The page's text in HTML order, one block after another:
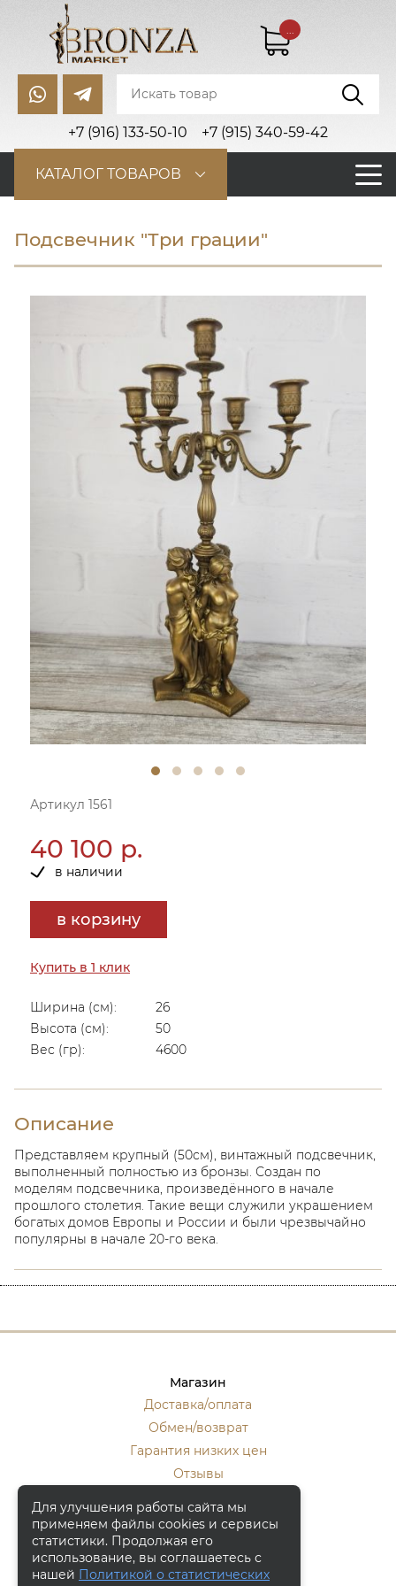
+7 (916) 133-50-10 +7 (915) 340-59-42
...
КАТАЛОГ ТОВАРОВ
Подсвечник "Три грации"
Артикул 1561
40 100 р.
в наличии
в корзину
Купить в 1 клик
Ширина (см):
26
Высота (см):
50
Вес (гр):
4600
Описание
Представляем крупный (50см), винтажный подсвечник,
выполненный полностью из бронзы. Создан по
моделям подсвечника, произведённого в начале
прошлого столетия. Такие вещи служили украшением
богатых домов Европы и России и были чрезвычайно
популярны в начале 20-го века.
Магазин
Доставка/оплата
Обмен/возврат
Гарантия низких цен
Отзывы
Контакты
Москва, ул. Кулакова 20, к.1.
+7 (916) 133-50-10
Для улучшения работы сайта мы
применяем файлы cookies и сервисы
статистики. Продолжая его
использование, вы соглашаетесь с
нашей Политикой о статистических